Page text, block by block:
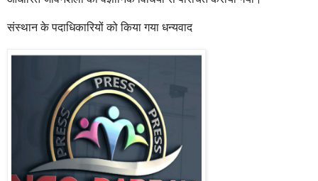
संस्थान के पदाधिकारियों को किया गया धन्यवाद